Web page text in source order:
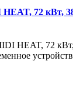
72 кВт,
HEAT, 72